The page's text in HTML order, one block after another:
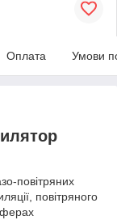
Оплата Умови
повітряних
повітряного